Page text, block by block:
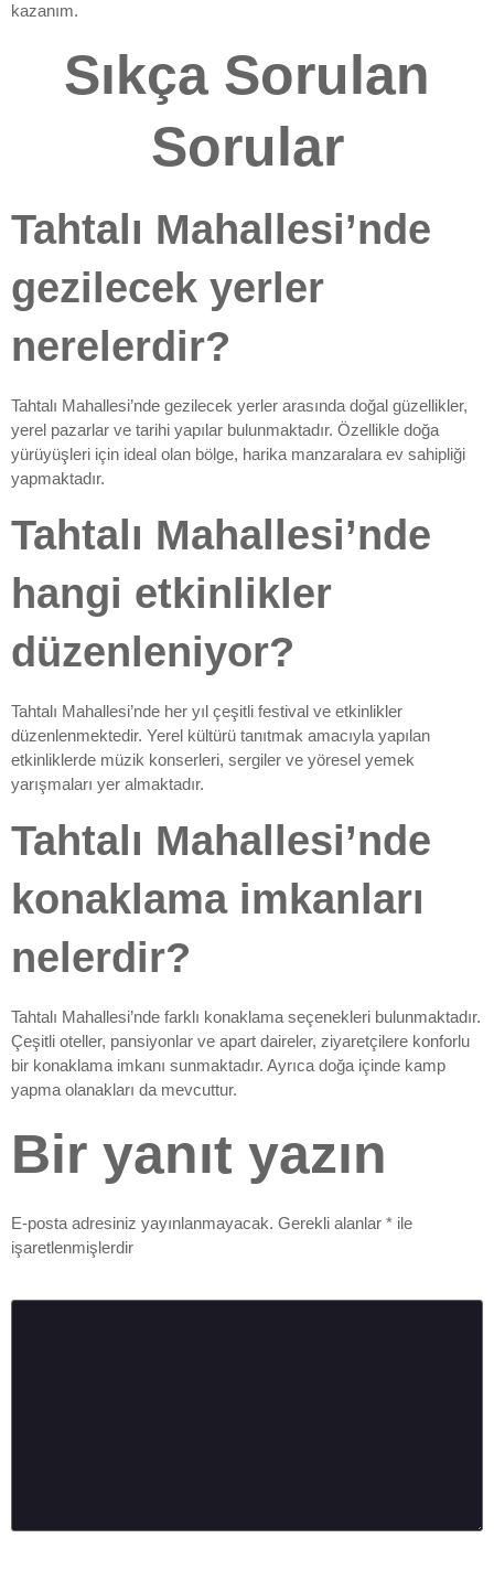
kazanım.
Sıkça Sorulan
Sorular
Tahtalı Mahallesi’nde
gezilecek yerler
nerelerdir?
Tahtalı Mahallesi’nde gezilecek yerler arasında doğal güzellikler,
yerel pazarlar ve tarihi yapılar bulunmaktadır. Özellikle doğa
yürüyüşleri için ideal olan bölge, harika manzaralara ev sahipliği
yapmaktadır.
Tahtalı Mahallesi’nde
hangi etkinlikler
düzenleniyor?
Tahtalı Mahallesi’nde her yıl çeşitli festival ve etkinlikler
düzenlenmektedir. Yerel kültürü tanıtmak amacıyla yapılan
etkinliklerde müzik konserleri, sergiler ve yöresel yemek
yarışmaları yer almaktadır.
Tahtalı Mahallesi’nde
konaklama imkanları
nelerdir?
Tahtalı Mahallesi’nde farklı konaklama seçenekleri bulunmaktadır.
Çeşitli oteller, pansiyonlar ve apart daireler, ziyaretçilere konforlu
bir konaklama imkanı sunmaktadır. Ayrıca doğa içinde kamp
yapma olanakları da mevcuttur.
Bir yanıt yazın
E-posta adresiniz yayınlanmayacak. Gerekli alanlar * ile
işaretlenmişlerdir